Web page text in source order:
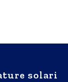
solari